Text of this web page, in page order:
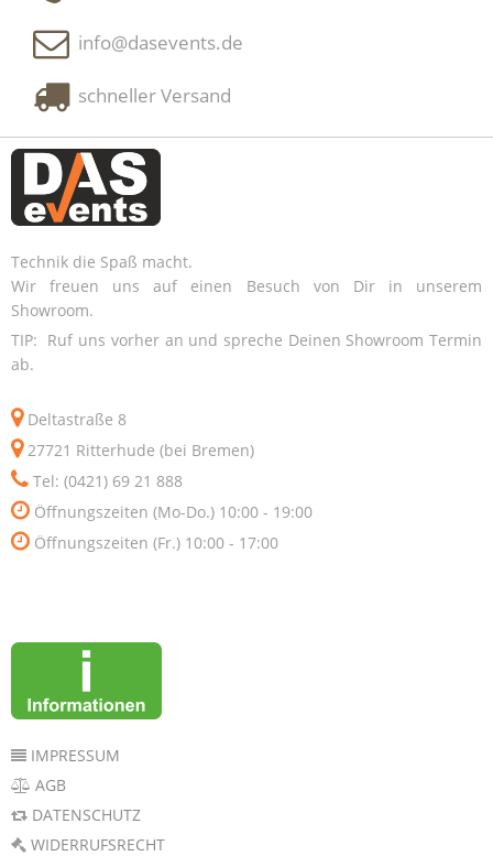
info@dasevents.de
schneller Versand
Technik die Spaß macht.
Wir freuen uns auf einen Besuch von Dir in unserem
Showroom.
TIP: Ruf uns vorher an und spreche Deinen Showroom Termin
ab.
Deltastraße 8
27721 Ritterhude (bei Bremen)
Tel: (0421) 69 21 888
Öffnungszeiten (Mo-Do.) 10:00 - 19:00
Öffnungszeiten (Fr.) 10:00 - 17:00
IMPRESSUM
AGB
DATENSCHUTZ
WIDERRUFSRECHT